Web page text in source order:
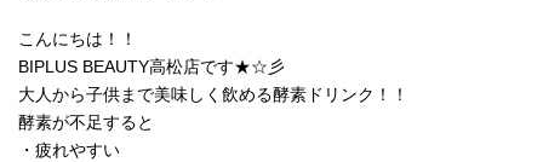
こんにちは！！
BIPLUS BEAUTY高松店です★☆彡
大人から子供まで美味しく飲める酵素ドリンク！！
酵素が不足すると
・疲れやすい